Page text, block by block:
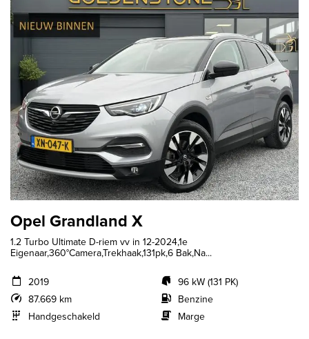
Opel Grandland X
1.2 Turbo Ultimate D-riem vv in 12-2024,1e
Eigenaar,360°Camera,Trekhaak,131pk,6 Bak,Na...
2019
87.669 km
Handgeschakeld
96 kW (131 PK)
Benzine
Marge